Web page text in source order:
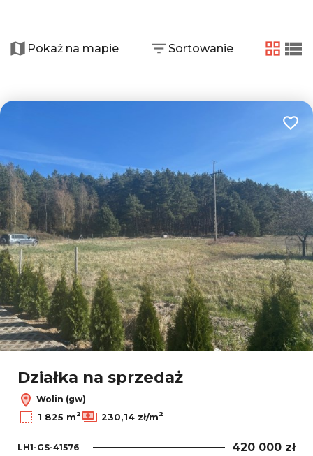
−
Leaflet|© OpenMapTiles© OpenStreetMap contributors
Pokaż na mapie Sortowanie
tabela
Działka na sprzedaż
Wolin (gw)
1 825 m2 230,14 zł/m2
LH1-GS-41576 420 000 zł